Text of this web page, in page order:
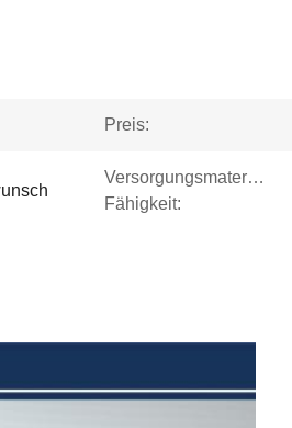
Preis:
Versorgungsmaterial-
Fähigkeit: